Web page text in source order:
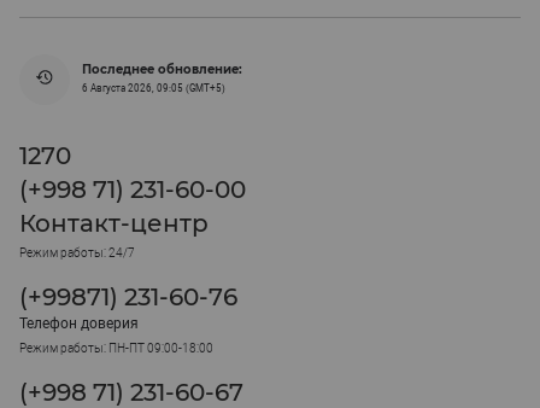
Последнее обновление:
6 Августа 2026, 09:05 (GMT+5)
1270
(+998 71) 231-60-00
Контакт-центр
Режим работы: 24/7
(+99871) 231-60-76
Телефон доверия
Режим работы: ПН-ПТ 09:00-18:00
(+998 71) 231-60-67